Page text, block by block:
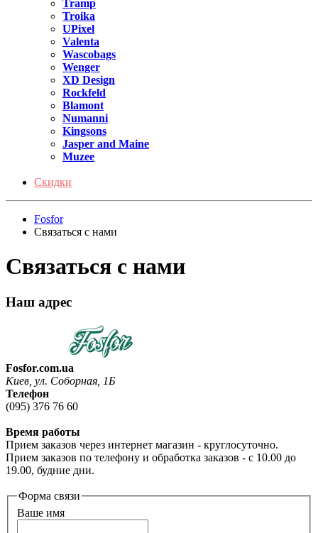
Tramp
Troika
UPixel
Valenta
Wascobags
Wenger
XD Design
Rockfeld
Blamont
Numanni
Kingsons
Jasper and Maine
Muzee
Скидки
Fosfor
Связаться с нами
Связаться с нами
Наш адрес
Fosfor.com.ua
Киев, ул. Соборная, 1Б
Телефон
(095) 376 76 60
Время работы
Прием заказов через интернет магазин - круглосуточно.
Прием заказов по телефону и обработка заказов - с 10.00 до
19.00, будние дни.
Форма связи
Ваше имя